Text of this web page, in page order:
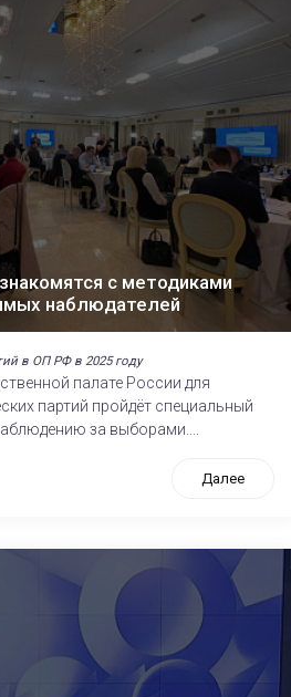
с методиками
наблюдателей
в ОП РФ в 2025 году
палате России для
партий пройдёт специальный
за выборами....
Далее